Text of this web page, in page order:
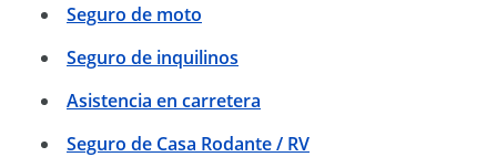
Seguro de moto
Seguro de inquilinos
Asistencia en carretera
Seguro de Casa Rodante / RV